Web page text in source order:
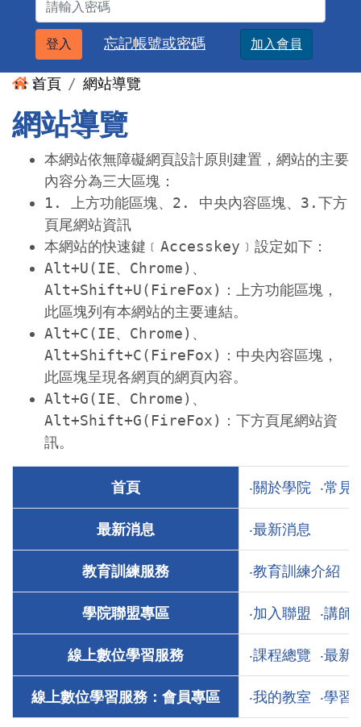
登入 忘記帳號或密碼 加入會員
:::首頁 網站導覽
網站導覽
本網站依無障礙網頁設計原則建置，網站的主要
內容分為三大區塊：
1. 上方功能區塊、2. 中央內容區塊、3.下方
頁尾網站資訊
本網站的快速鍵﹝Accesskey﹞設定如下：
Alt+U(IE、Chrome)、
Alt+Shift+U(FireFox)：上方功能區塊，
此區塊列有本網站的主要連結。
Alt+C(IE、Chrome)、
Alt+Shift+C(FireFox)：中央內容區塊，
此區塊呈現各網頁的網頁內容。
Alt+G(IE、Chrome)、
Alt+Shift+G(FireFox)：下方頁尾網站資
訊。
首頁 ‧關於學院 ‧常見
最新消息 ‧最新消息
教育訓練服務 ‧教育訓練介紹
學院聯盟專區 ‧加入聯盟 ‧講師
線上數位學習服務 ‧課程總覽 ‧最新
線上數位學習服務：會員專區 ‧我的教室 ‧學習